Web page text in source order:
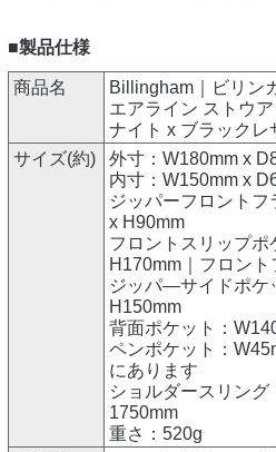
■製品仕様
商品名
Billingham｜ビリン
エアライン ストウ
ナイト x ブラックレ
サイズ(約)
外寸：W180mm x
内寸：W150mm x
ジッパーフロント
x H90mm
フロントスリップ
H170mm｜フロン
ジッパ―サイドポケ
H150mm
背面ポケット：
ペンポケット：
にあります
ショルダースリン
1750mm
重さ：520g